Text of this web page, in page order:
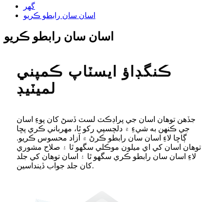
گھر
اسان سان رابطو ڪريو
اسان سان رابطو ڪريو
ڪنگڊاؤ ايسٽاپ ڪمپني
لميٽيڊ
جڏهن توهان اسان جي پراڊڪٽ لسٽ ڏسڻ کان پوءِ اسان
جي ڪنهن به شيءِ ۾ دلچسپي رکو ٿا، مهرباني ڪري پڇا
ڳاڇا لاءِ اسان سان رابطو ڪرڻ ۾ آزاد محسوس ڪريو.
توهان اسان کي اي ميلون موڪلي سگهو ٿا ۽ صلاح مشوري
لاءِ اسان سان رابطو ڪري سگهو ٿا ۽ اسان توهان کي جلد
کان جلد جواب ڏينداسين.